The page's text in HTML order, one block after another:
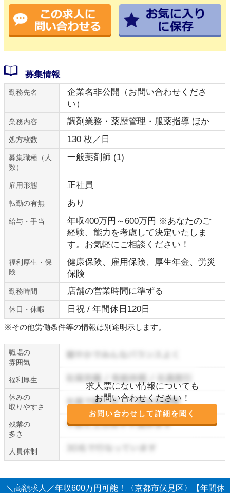
募集情報
勤務先名
企業名非公開（お問い合わせくださ
い）
業務内容 調剤業務・薬歴管理・服薬指導 ほか
処方枚数 130 枚／日
募集職種（人
数）
一般薬剤師 (1)
雇用形態 正社員
転勤の有無 あり
給与・手当
年収400万円～600万円 ※あなたのご
経験、能力を考慮して決定いたしま
す。お気軽にご相談ください！
福利厚生・保
険
健康保険、雇用保険、厚生年金、労災
保険
勤務時間 店舗の営業時間に準ずる
休日・休暇 日祝 / 年間休日120日
※その他労働条件等の情報は別途明示します。
職場の
雰囲気
求人票にない情報についても
お問い合わせください！
お問い合わせして詳細を聞く
福利厚生
休みの
取りやすさ
残業の
多さ
人員体制
＼高額求人／年収600万円可能！〈京都市伏見区〉【年間休